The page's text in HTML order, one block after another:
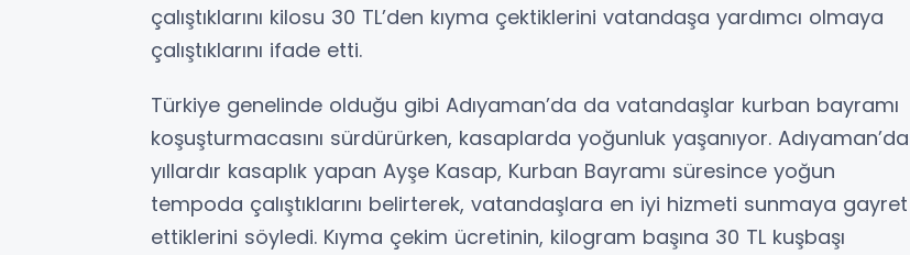
çalıştıklarını kilosu 30 TL’den kıyma çektiklerini vatandaşa yardımcı olmaya
çalıştıklarını ifade etti.
Türkiye genelinde olduğu gibi Adıyaman’da da vatandaşlar kurban bayramı
koşuşturmacasını sürdürürken, kasaplarda yoğunluk yaşanıyor. Adıyaman’da
yıllardır kasaplık yapan Ayşe Kasap, Kurban Bayramı süresince yoğun
tempoda çalıştıklarını belirterek, vatandaşlara en iyi hizmeti sunmaya gayret
ettiklerini söyledi. Kıyma çekim ücretinin, kilogram başına 30 TL kuşbaşı